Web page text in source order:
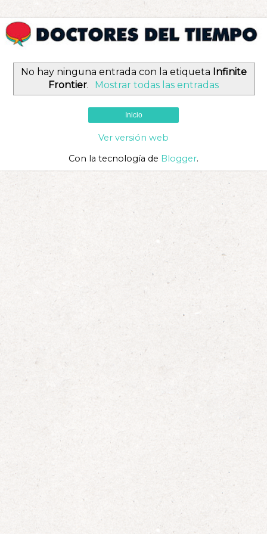
No hay ninguna entrada con la etiqueta Infinite
Frontier. Mostrar todas las entradas
Inicio
Ver versión web
Con la tecnología de Blogger.